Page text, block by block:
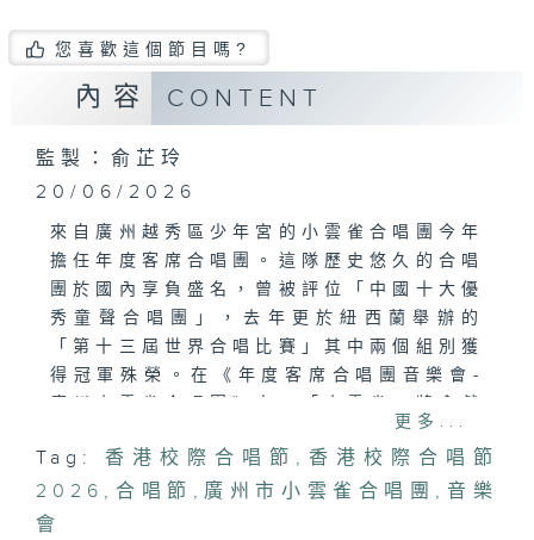
您喜歡這個節目嗎?
內容 CONTENT
監製：俞芷玲
20/06/2026
來自廣州越秀區少年宮的小雲雀合唱團今年
擔任年度客席合唱團。這隊歷史悠久的合唱
團於國內享負盛名，曾被評位「中國十大優
秀童聲合唱團」，去年更於紐西蘭舉辦的
「第十三屆世界合唱比賽」其中兩個組別獲
得冠軍殊榮。在《年度客席合唱團音樂會-
唱多首極富特色的合唱曲目，包括在國際比
賽的得獎歌曲。香港校際合唱團小學組和高
中組同學擔任音樂會嘉賓，分別獻唱《陪伴
我》及《神愛世人》。
更多...
Tag: 香港校際合唱節 , 香港校際合唱節
2026 , 合唱節 , 廣州市小雲雀合唱團 , 音樂
會